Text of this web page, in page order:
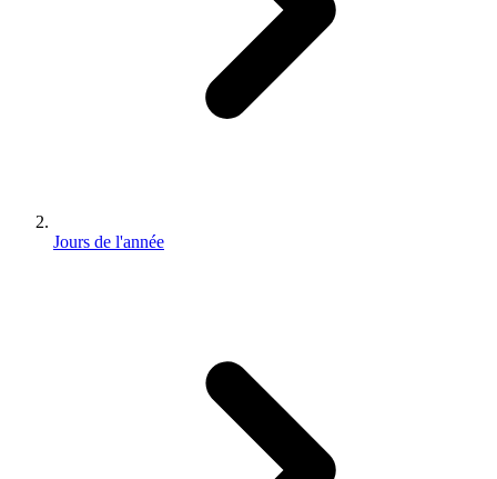
Jours de l'année